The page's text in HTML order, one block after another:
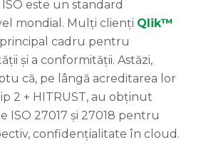
este un standard
mondial. Mulți clienți Qlik™
cadru pentru
și a conformității. Astăzi,
că, pe lângă acreditarea lor
2 + HITRUST, au obținut
ISO 27017 și 27018 pentru
confidențialitate în cloud.